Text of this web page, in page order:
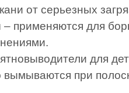
от серьезных
– применяются для
для
вымываются при